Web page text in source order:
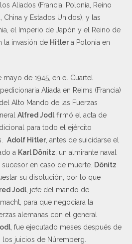
Aliados (Francia, Polonia, Reino
China y Estados Unidos), y las
el Imperio de Japón y el Reino de
la invasión de Hitlera Polonia en
de 1945, en el Cuartel
Aliada en Reims (Francia)
Alto Mando de las Fuerzas
Alfred Jodl firmó el acta de
para todo el ejército
Adolf Hitler, antes de suicidarse el
a Karl Dönitz , un almirante naval
en caso de muerte. Dönitz
su disolución, por lo que
Jodl , jefe del mando de
para que negociara la
alemanas con el general
, fue ejecutado meses después de
los juicios de Núremberg.